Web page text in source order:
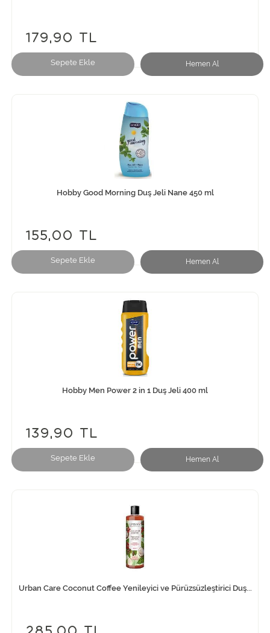
Sepete Ekle Hemen Al
179,90 TL
Sepete Ekle Hemen Al
Hobby Good Morning Duş Jeli Nane 450 ml
155,00 TL
Sepete Ekle Hemen Al
Hobby Men Power 2 in 1 Duş Jeli 400 ml
139,90 TL
Urban Care Coconut Coffee Yenileyici ve Pürüzsüzleştirici Duş...